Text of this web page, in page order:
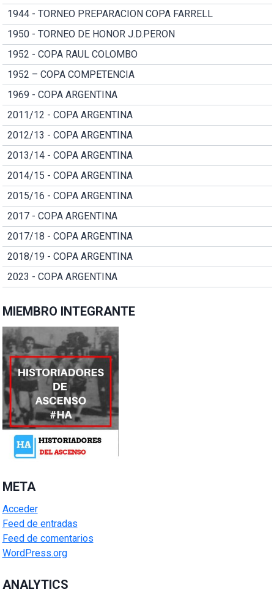
1944 - TORNEO PREPARACION COPA FARRELL
1950 - TORNEO DE HONOR J.D.PERON
1952 - COPA RAUL COLOMBO
1952 – COPA COMPETENCIA
1969 - COPA ARGENTINA
2011/12 - COPA ARGENTINA
2012/13 - COPA ARGENTINA
2013/14 - COPA ARGENTINA
2014/15 - COPA ARGENTINA
2015/16 - COPA ARGENTINA
2017 - COPA ARGENTINA
2017/18 - COPA ARGENTINA
2018/19 - COPA ARGENTINA
2023 - COPA ARGENTINA
MIEMBRO INTEGRANTE
META
Acceder
Feed de entradas
Feed de comentarios
WordPress.org
ANALYTICS